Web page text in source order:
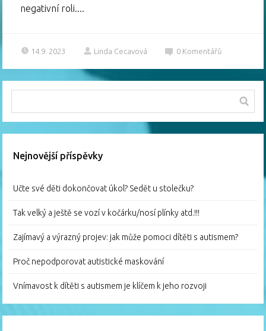
negativní roli....
14.9. 2023 Linda Cecavová 0 Komentářů
Nejnovější příspěvky
Učte své děti dokončovat úkol? Sedět u stolečku?
Tak velký a ještě se vozí v kočárku/nosí plínky atd.!!!
Zajímavý a výrazný projev: jak může pomoci dítěti s autismem?
Proč nepodporovat autistické maskování
Vnímavost k dítěti s autismem je klíčem k jeho rozvoji